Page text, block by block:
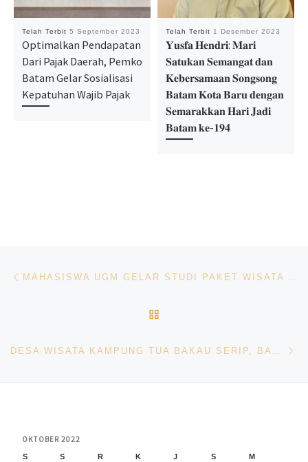
Telah Terbit 5 September 2023
Optimalkan Pendapatan
Dari Pajak Daerah, Pemko
Batam Gelar Sosialisasi
Kepatuhan Wajib Pajak
Telah Terbit 1 Desember 2023
𝐘𝐮𝐬𝐟𝐚 𝐇𝐞𝐧𝐝𝐫𝐢: 𝐌𝐚𝐫𝐢
𝐒𝐚𝐭𝐮𝐤𝐚𝐧 𝐒𝐞𝐦𝐚𝐧𝐠𝐚𝐭 𝐝𝐚𝐧
𝐊𝐞𝐛𝐞𝐫𝐬𝐚𝐦𝐚𝐚𝐧 𝐒𝐨𝐧𝐠𝐬𝐨𝐧𝐠
𝐁𝐚𝐭𝐚𝐦 𝐊𝐨𝐭𝐚 𝐁𝐚𝐫𝐮 𝐝𝐞𝐧𝐠𝐚𝐧
𝐒𝐞𝐦𝐚𝐫𝐚𝐤𝐤𝐚𝐧 𝐇𝐚𝐫𝐢 𝐉𝐚𝐝𝐢
𝐁𝐚𝐭𝐚𝐦 𝐤𝐞-𝟏𝟗𝟒
Navigasi pos
OKTOBER 2022
S S R K J S M